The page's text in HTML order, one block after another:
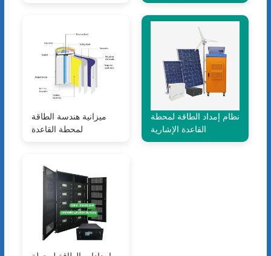
ميزانية هندسة الطاقة
لمحطة القاعدة
نظام إمداد الطاقة لمحطة
القاعدة الإشارية